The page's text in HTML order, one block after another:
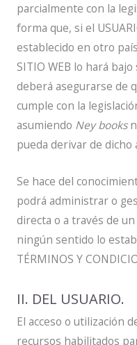
parcialmente con la
forma que, si el
establecido en otro
SITIO WEB lo hará
deberá asegurarse de
cumple con la
asumiendo Ney books
pueda derivar de dicho
Se hace del
podrá administrar o
directa o a través de
ningún sentido lo
TÉRMINOS Y
II. DEL USUARIO.
El acceso o utilización
recursos habilitados